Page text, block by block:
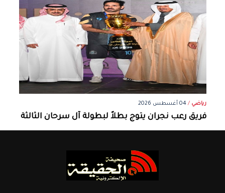
رياضي /04 أغسطس 2026
فريق رعب نجران يتوج بطلاً لبطولة آل سرحان الثالثة